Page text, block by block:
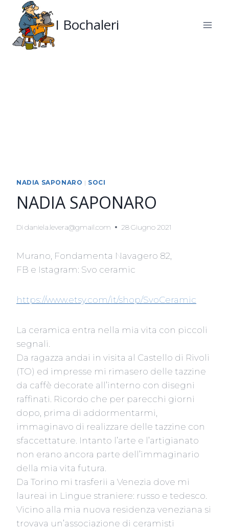
contenuto
I Bochaleri
NADIA SAPONARO | SOCI
NADIA SAPONARO
Di daniela.levera@gmail.com 28 Giugno 2021
Murano, Fondamenta Navagero 82,
FB e Istagram: Svo ceramic
https://www.etsy.com/it/shop/SvoCeramic
La ceramica entra nella mia vita con piccoli
segnali.
Da ragazza andai in visita al Castello di Rivoli
(TO) ed impresse mi rimasero delle tazzine
da caffè decorate all’interno con disegni
raffinati. Ricordo che per parecchi giorni
dopo, prima di addormentarmi,
immaginavo di realizzare delle tazzine con
sfaccettature. Intanto l’arte e l’artigianato
non erano ancora parte dell’immaginario
della mia vita futura.
Da Torino mi trasferii a Venezia dove mi
laureai in Lingue straniere: russo e tedesco.
Vicino alla mia nuova residenza veneziana si
trovava un’associazione di ceramisti